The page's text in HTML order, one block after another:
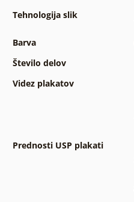
Tehnologija slik
Barva
Število delov
Videz plakatov
Prednosti USP plakati